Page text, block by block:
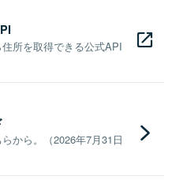
所を取得できる公式API
から。（2026年7月31日